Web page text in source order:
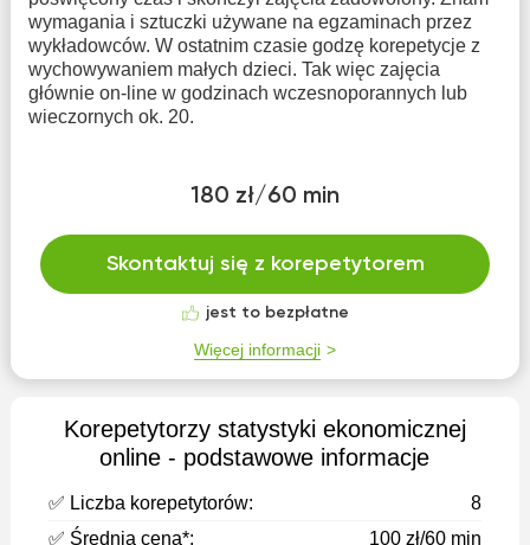
wymagania i sztuczki używane na egzaminach przez
wykładowców. W ostatnim czasie godzę korepetycje z
wychowywaniem małych dzieci. Tak więc zajęcia
głównie on-line w godzinach wczesnoporannych lub
wieczornych ok. 20.
180 zł/60 min
Skontaktuj się z korepetytorem
jest to bezpłatne
Więcej informacji
Korepetytorzy statystyki ekonomicznej
оnline - podstawowe informacje
✅ Liczba korepetytorów:
8
✅ Średnia cena*:
100 zł/60 min